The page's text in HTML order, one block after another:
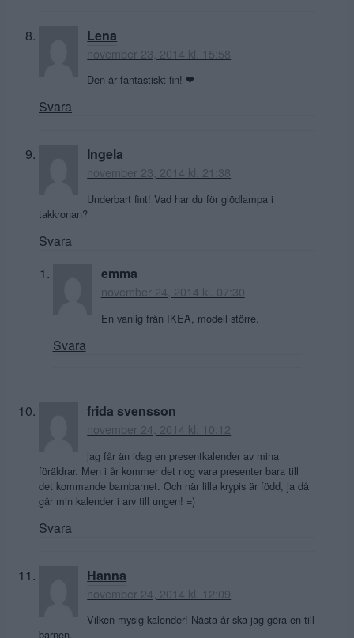
Lena
november 23, 2014 kl. 15:58
Den är fantastiskt fin! ❤︎
Svara
Ingela
november 23, 2014 kl. 21:38
Underbart fint! Vad har du för glödlampa i
takkronan?
Svara
emma
november 24, 2014 kl. 07:30
En vanlig från IKEA, modell större.
Svara
frida svensson
november 24, 2014 kl. 10:12
jag får än idag en presentkalender av mina
föräldrar. Men i år kommer det nog vara presenter bara till
det kommande barnbarnet. Och när lilla krypis är född, ja då
går min kalender i arv till ungen! =)
Svara
Hanna
november 24, 2014 kl. 12:09
Vilken mysig kalender! Nästa år ska jag göra en till
barnen.